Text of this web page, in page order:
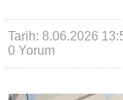
Tarih: 8.06.2026
0 Yorum